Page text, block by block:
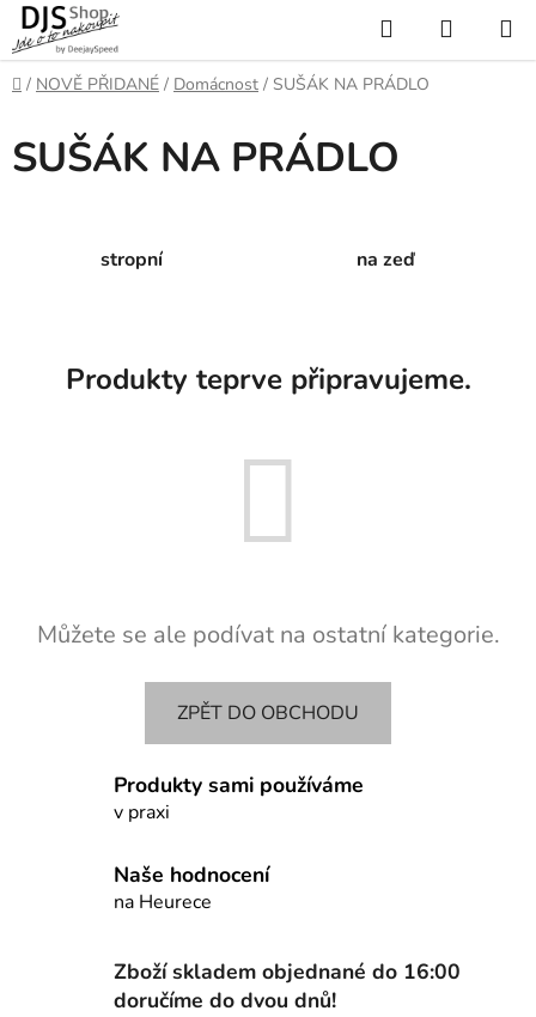
Přejít
na
obsah
Hledat
KOŠÍK
Domů
/ NOVĚ PŘIDANÉ / Domácnost / SUŠÁK NA PRÁDLO
SUŠÁK NA PRÁDLO
stropní na zeď
Produkty teprve připravujeme.
Můžete se ale podívat na ostatní kategorie.
ZPĚT DO OBCHODU
Produkty sami používáme
v praxi
Naše hodnocení
na Heurece
Zboží skladem objednané do 16:00
doručíme do dvou dnů!